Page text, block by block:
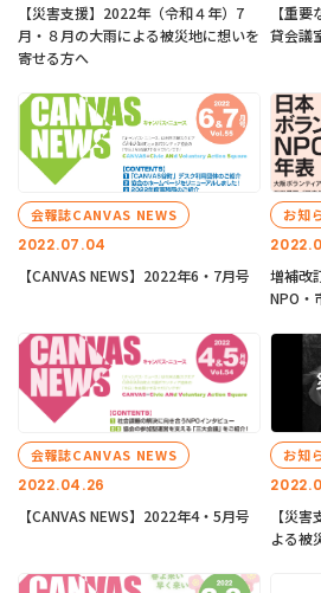
【災害支援】2022年（令和４年）7
月・８月の大雨による被災地に想いを
寄せる方へ
【重
貸会議
2022.07.04
会報誌CANVAS NEWS
【CANVAS NEWS】2022年6・7月号
お知
増補改
NPO・
2022.04.26
会報誌CANVAS NEWS
【CANVAS NEWS】2022年4・5月号
お知
【災
よる被